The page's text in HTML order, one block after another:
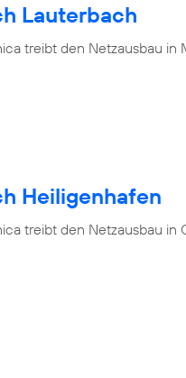
Lauterbach
treibt den Netzausbau in
Heiligenhafen
treibt den Netzausbau in